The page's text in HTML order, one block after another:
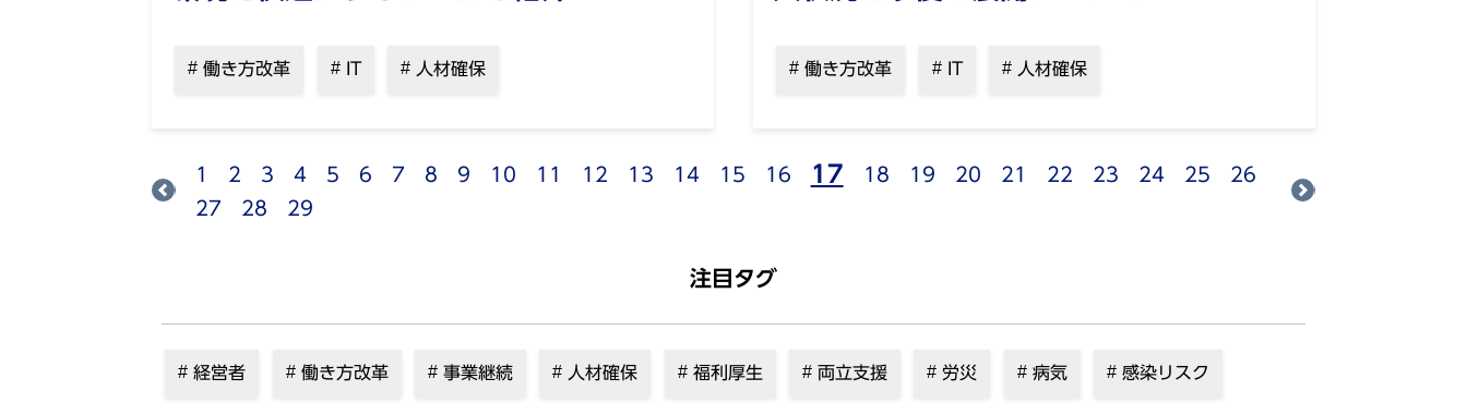
働き方改革 IT 人材確保 働き方改革 IT 人材確保
1 2 3 4 5 6 7 8 9 10 11 12 13 14 15 16 17 18 19 20 21 22 23 24 25
26
27
28 29
注目タグ
経営者 働き方改革 事業継続 人材確保 福利厚生 両立支援 労災 病気 感染リスク